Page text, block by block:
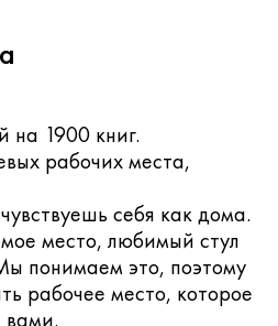
на 1900 книг.
рабочих места,
себя как дома.
место, любимый стул
понимаем это, поэтому
рабочее место, которое
вами.